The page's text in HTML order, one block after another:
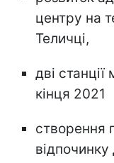
центру на
Теличці,
дві
кінця 2021
створення
відпочинку